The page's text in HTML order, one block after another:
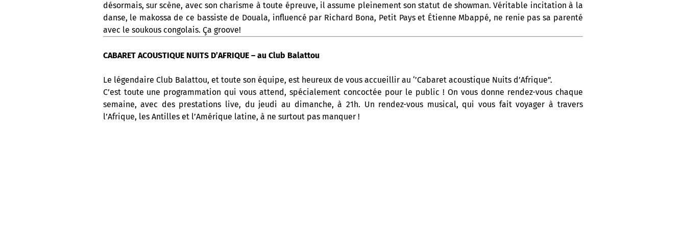
désormais, sur scène, avec son charisme à toute épreuve, il assume pleinement son statut de showman. Véritable incitation à la
danse, le makossa de ce bassiste de Douala, influencé par Richard Bona, Petit Pays et Étienne Mbappé, ne renie pas sa parenté
avec le soukous congolais. Ça groove!
CABARET ACOUSTIQUE NUITS D’AFRIQUE – au Club Balattou
Le légendaire Club Balattou, et toute son équipe, est heureux de vous accueillir au ‘’Cabaret acoustique Nuits d’Afrique”.
C’est toute une programmation qui vous attend, spécialement concoctée pour le public ! On vous donne rendez-vous chaque
semaine, avec des prestations live, du jeudi au dimanche, à 21h. Un rendez-vous musical, qui vous fait voyager à travers
l’Afrique, les Antilles et l’Amérique latine, à ne surtout pas manquer !